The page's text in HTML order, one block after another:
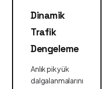
Dinamik
Trafik
Dengeleme
Anlık pik yük
dalgalanmalarını